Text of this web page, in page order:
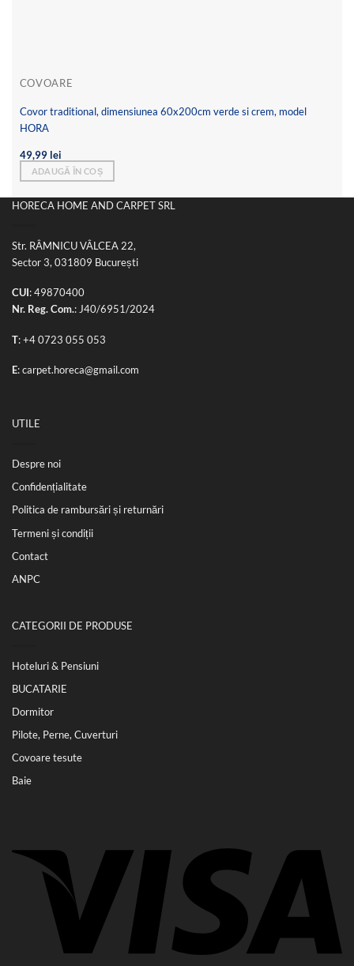
COVOARE
Covor traditional, dimensiunea 60x200cm verde si crem, model
HORA
49,99 lei
ADAUGĂ ÎN COȘ
HORECA HOME AND CARPET SRL
Str. RÂMNICU VÂLCEA 22,
Sector 3, 031809 București
CUI: 49870400
Nr. Reg. Com.: J40/6951/2024
T:+4 0723 055 053
E:carpet.horeca@gmail.com
UTILE
Despre noi
Confidențialitate
Politica de rambursări și returnări
Termeni și condiții
Contact
ANPC
CATEGORII DE PRODUSE
Hoteluri & Pensiuni
BUCATARIE
Dormitor
Pilote, Perne, Cuverturi
Covoare tesute
Baie